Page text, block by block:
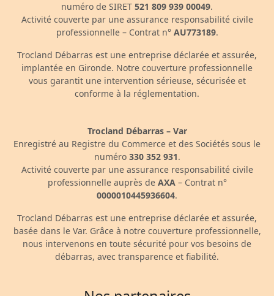
numéro de SIRET 521 809 939 00049.
Activité couverte par une assurance responsabilité civile
professionnelle – Contrat n° AU773189.
Trocland Débarras est une entreprise déclarée et assurée,
implantée en Gironde. Notre couverture professionnelle
vous garantit une intervention sérieuse, sécurisée et
conforme à la réglementation.
Trocland Débarras – Var
Enregistré au Registre du Commerce et des Sociétés sous le
numéro 330 352 931.
Activité couverte par une assurance responsabilité civile
professionnelle auprès de AXA– Contrat n°
0000010445936604.
Trocland Débarras est une entreprise déclarée et assurée,
basée dans le Var. Grâce à notre couverture professionnelle,
nous intervenons en toute sécurité pour vos besoins de
débarras, avec transparence et fiabilité.